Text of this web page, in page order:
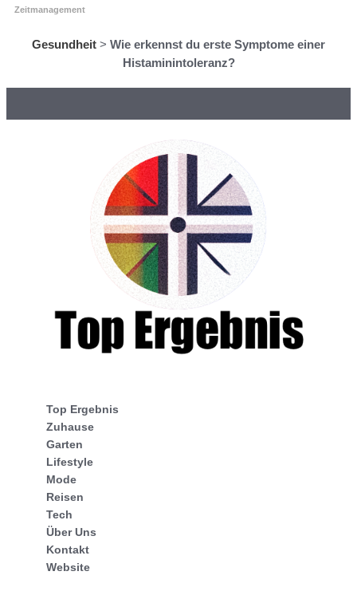
Zeitmanagement
Gesundheit > Wie erkennst du erste Symptome einer
Histaminintoleranz?
Top Ergebnis
Zuhause
Garten
Lifestyle
Mode
Reisen
Tech
Über Uns
Kontakt
Website